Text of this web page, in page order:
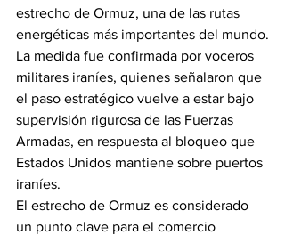
estrecho de Ormuz, una de las rutas
energéticas más importantes del mundo.
La medida fue confirmada por voceros
militares iraníes, quienes señalaron que
el paso estratégico vuelve a estar bajo
supervisión rigurosa de las Fuerzas
Armadas, en respuesta al bloqueo que
Estados Unidos mantiene sobre puertos
iraníes.
El estrecho de Ormuz es considerado
un punto clave para el comercio